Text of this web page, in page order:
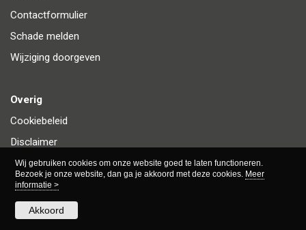
Wij gebruiken cookies om onze website goed te laten functioneren.
Bezoek je onze website, dan ga je akkoord met deze cookies. Meer
informatie >
Akkoord
Contactformulier
Schade melden
Wijziging doorgeven
Overig
Cookiebeleid
Disclaimer
Privacy